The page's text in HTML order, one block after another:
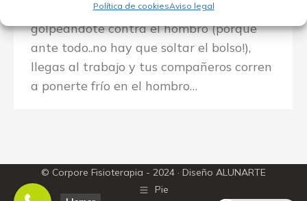
Política de cookiesAviso legal
caes como un sapo en medio de la calle,
golpeándote contra el hombro (porque
ante todo..no hay que soltar el bolso!),
llegas al trabajo y tus compañeros corren
a ponerte frío en el hombro…
© Corpore Fisioterapia - 2024 · Diseño ALUNARTE
Pie